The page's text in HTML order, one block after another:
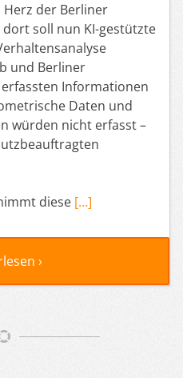
Herz der Berliner
soll nun KI-gestützte
und Berliner
Informationen
Daten und
würden nicht erfasst –
diese […]
›